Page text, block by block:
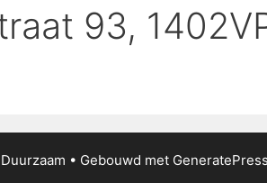
93,
• Gebouwd met